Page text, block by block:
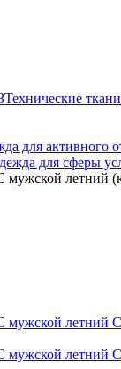
Технические ткани
для активного
для сферы
летний